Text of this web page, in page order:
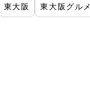
東大阪 東大阪グルメ